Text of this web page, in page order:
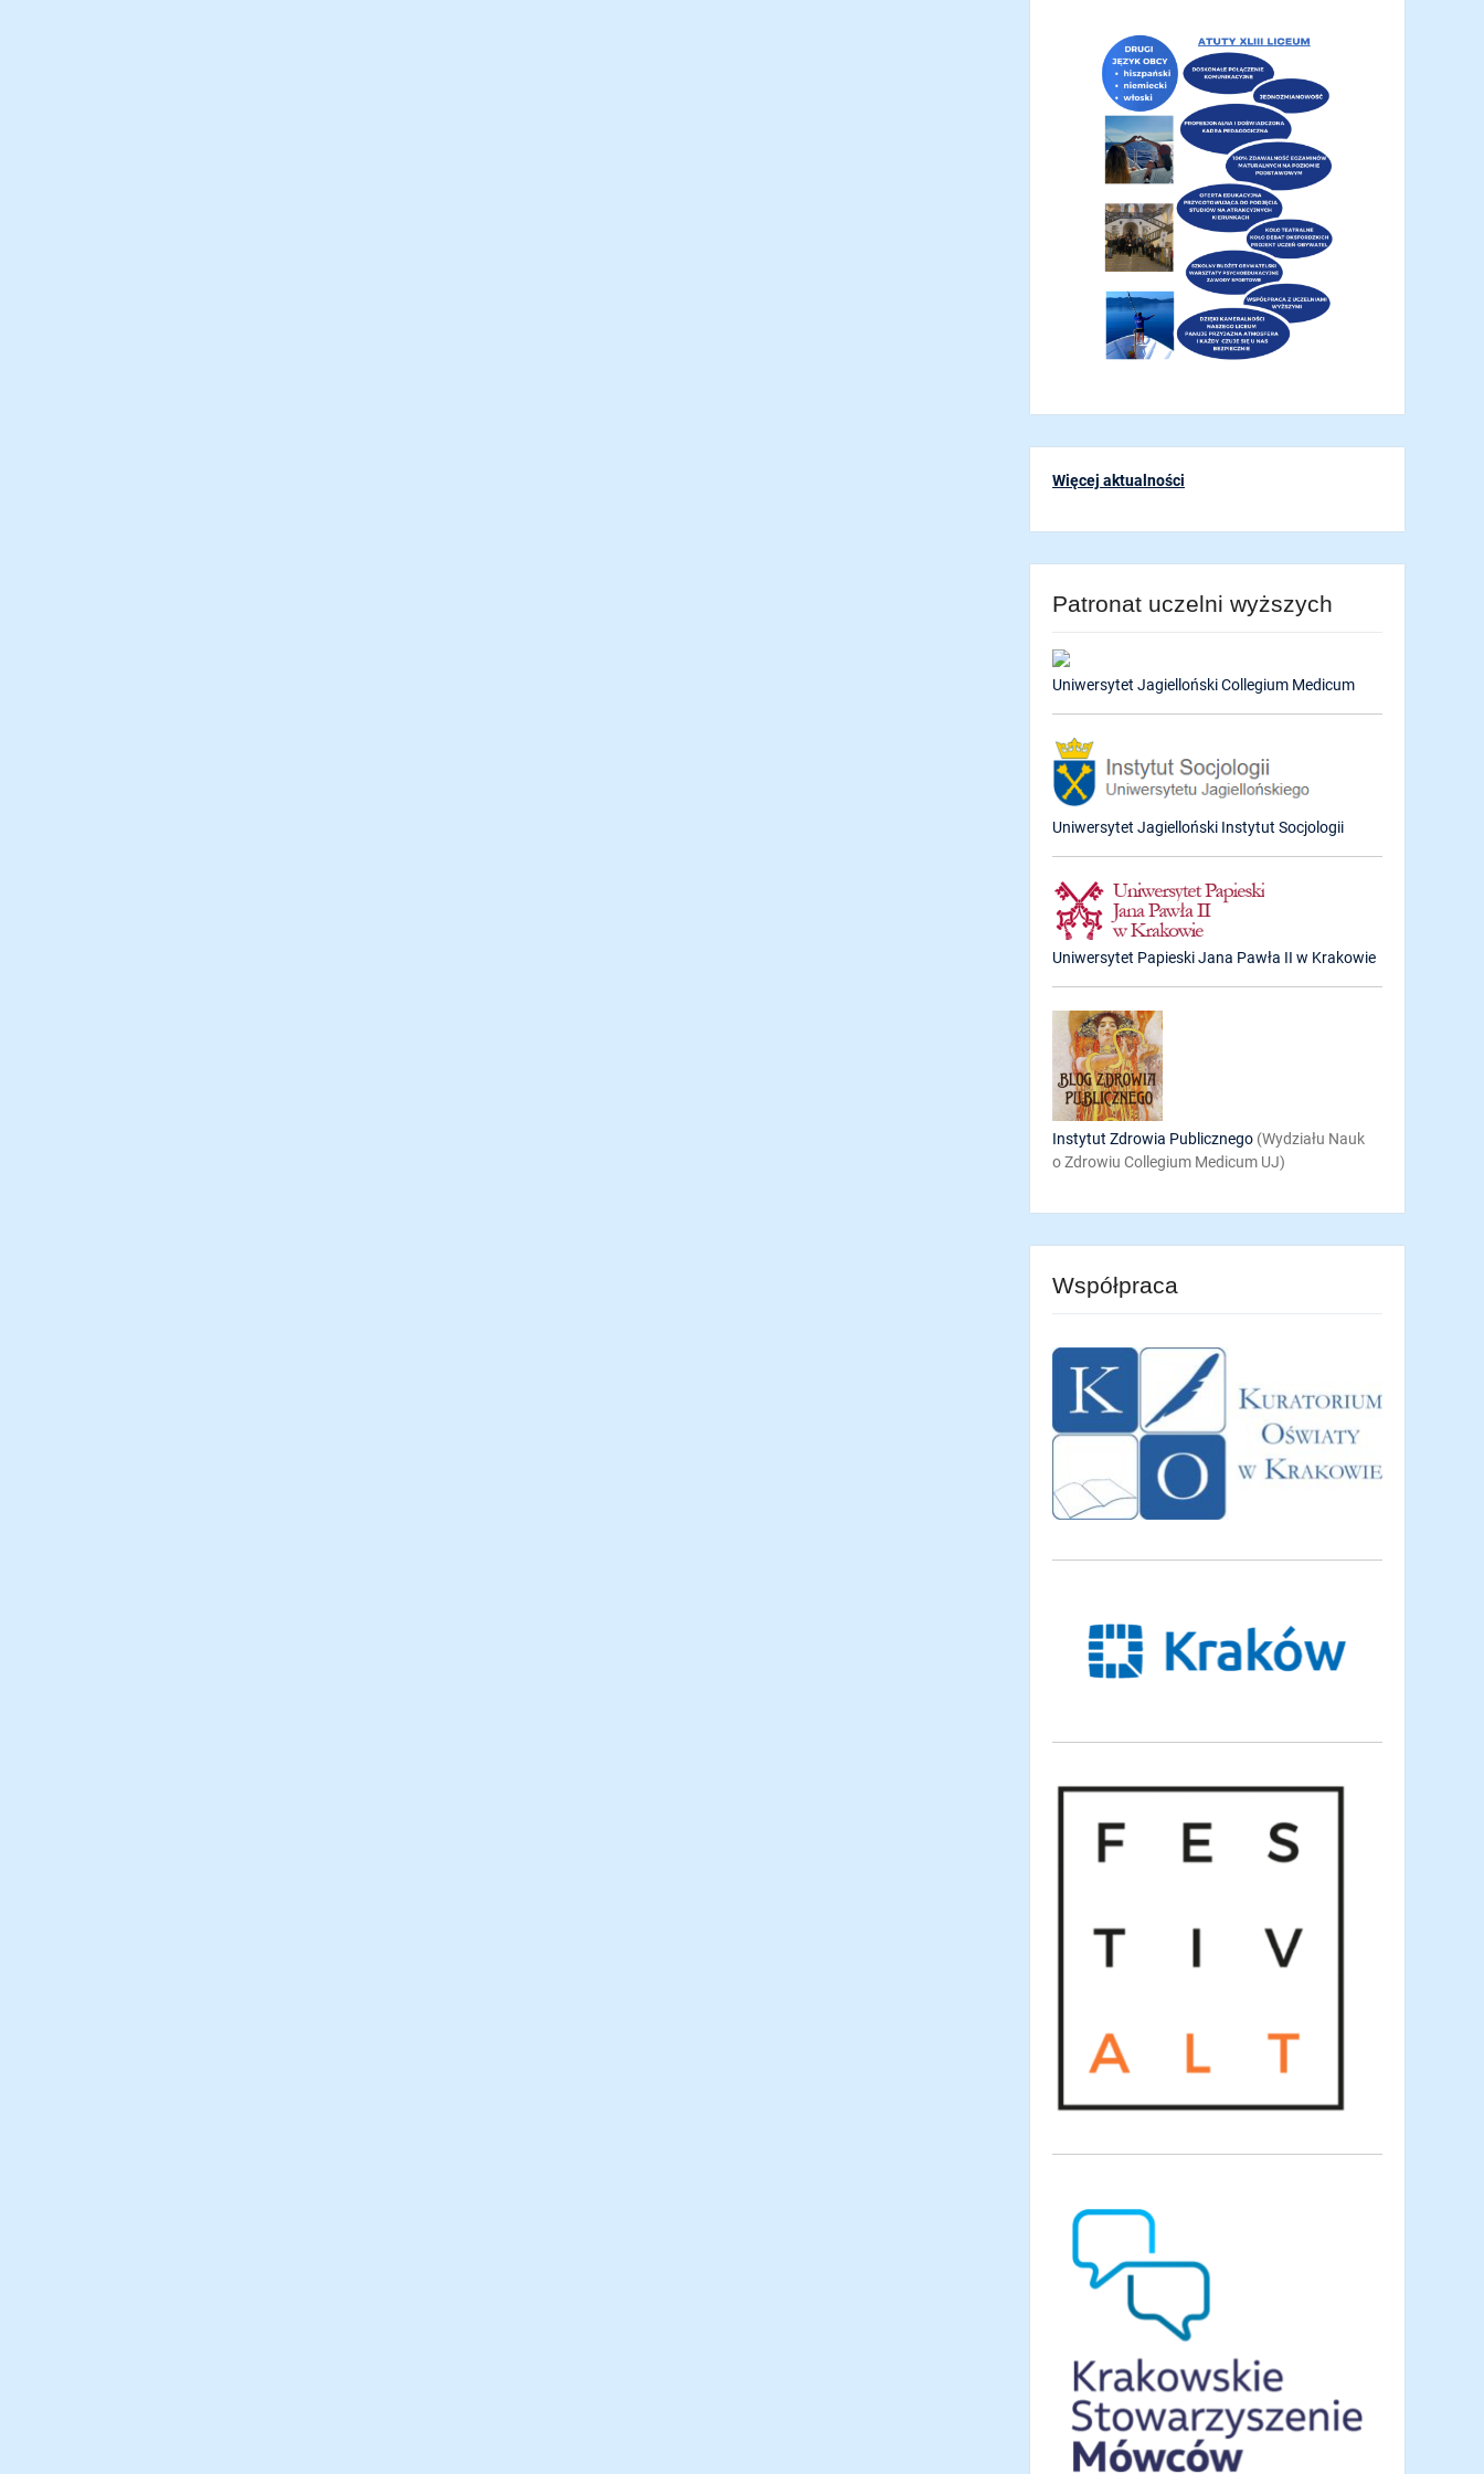
Więcej aktualności
Patronat uczelni wyższych
Uniwersytet Jagielloński Collegium Medicum
Uniwersytet Jagielloński Instytut Socjologii
Uniwersytet Papieski Jana Pawła II w Krakowie
Instytut Zdrowia Publicznego (Wydziału Nauk
o Zdrowiu Collegium Medicum UJ)
Współpraca